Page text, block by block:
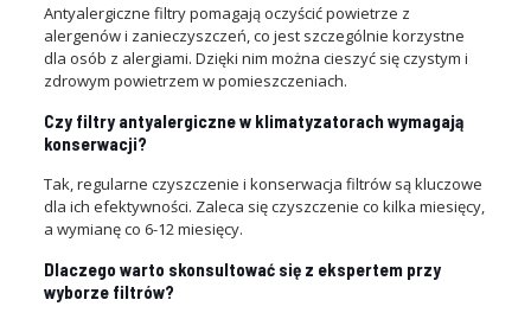
Antyalergiczne filtry pomagają oczyścić powietrze z
alergenów i zanieczyszczeń, co jest szczególnie korzystne
dla osób z alergiami. Dzięki nim można cieszyć się czystym i
zdrowym powietrzem w pomieszczeniach.
Czy filtry antyalergiczne w klimatyzatorach wymagają
konserwacji?
Tak, regularne czyszczenie i konserwacja filtrów są kluczowe
dla ich efektywności. Zaleca się czyszczenie co kilka miesięcy,
a wymianę co 6-12 miesięcy.
Dlaczego warto skonsultować się z ekspertem przy
wyborze filtrów?